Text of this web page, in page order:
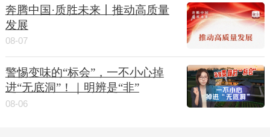
奔腾中国·质胜未来丨推动高质量
发展
08-07
警惕变味的“标会”，一不小心掉
进“无底洞”！｜明辨是“非”
08-06